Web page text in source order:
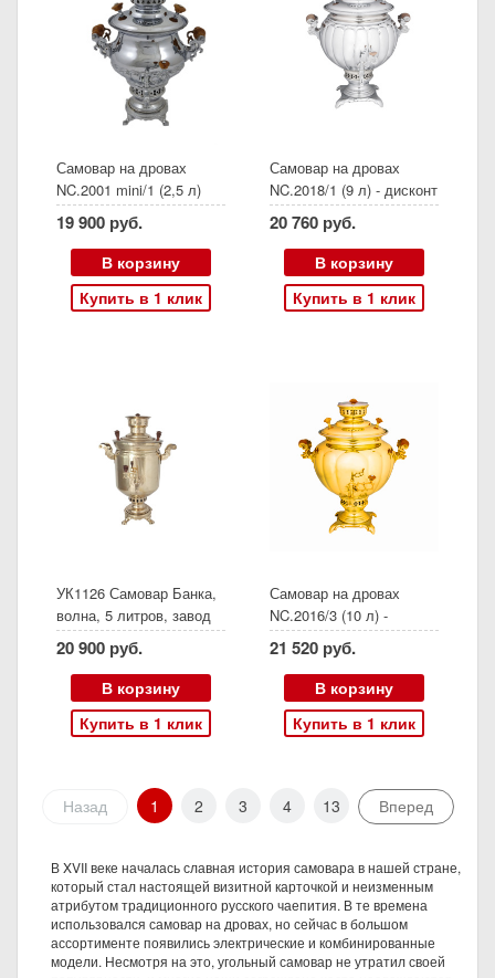
Самовар на дровах
NC.2001 mini/1 (2,5 л)
19 900 руб.
В корзину
Купить в 1 клик
Самовар на дровах
NC.2018/1 (9 л) - дисконт
Арт 328 Описание
дефекта: пятна на
лужении по низу
жаровой трубы. Труба в
подарок!
20 760 руб.
В корзину
Купить в 1 клик
УК1126 Самовар Банка,
волна, 5 литров, завод
Штамп Тула, 1984 год,
восстановлен, латунь,
желтый, труба 65 мм в
комплекте
20 900 руб.
В корзину
Купить в 1 клик
Самовар на дровах
NC.2016/3 (10 л) -
дисконт Арт 283
Описание дефекта:
вмятинка сверху
жаровой трубы,
царапины на верхней
ободом. Труба в
подарок.
21 520 руб.
В корзину
Купить в 1 клик
Назад 1 2 3 4 13 Вперед
В XVII веке началась славная история самовара в нашей стране,
который стал настоящей визитной карточкой и неизменным
атрибутом традиционного русского чаепития. В те времена
использовался самовар на дровах, но сейчас в большом
ассортименте появились электрические и комбинированные
модели. Несмотря на это, угольный самовар не утратил своей